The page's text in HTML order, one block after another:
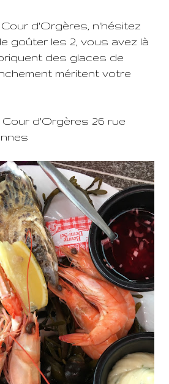
d'Orgères, n'hésitez
goûter les 2, vous avez là
des glaces de
méritent votre
d'Orgères 26 rue